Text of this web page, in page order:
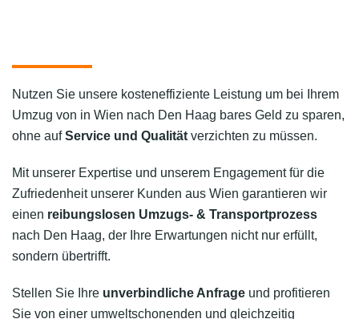
Nutzen Sie unsere kosteneffiziente Leistung um bei Ihrem
Umzug von in Wien nach Den Haag bares Geld zu sparen,
ohne aufService und Qualität verzichten zu müssen.
Mit unserer Expertise und unserem Engagement für die
Zufriedenheit unserer Kunden aus Wien garantieren wir
einen reibungslosen Umzugs- & Transportprozess
nach Den Haag, der Ihre Erwartungen nicht nur erfüllt,
sondern übertrifft.
Stellen Sie Ihre unverbindliche Anfrage und profitieren
Sie von einer umweltschonenden und gleichzeitig